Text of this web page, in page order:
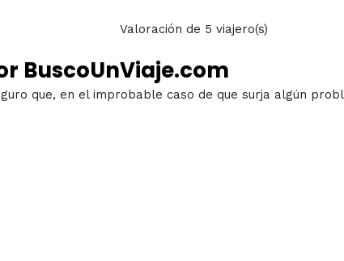
Valoración de 5 viajero(s)
BuscoUnViaje.com
que, en el improbable caso de que surja algún